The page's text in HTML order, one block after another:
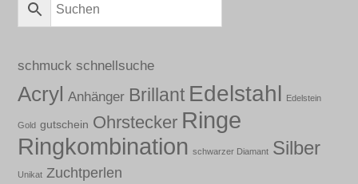
schmuck schnellsuche
Acryl Anhänger Brillant Edelstahl Edelstein
Gold gutschein Ohrstecker Ringe
Ringkombination schwarzer Diamant Silber
Unikat Zuchtperlen